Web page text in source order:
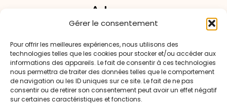
Gérer le consentement
Pour offrir les meilleures expériences, nous utilisons des
technologies telles que les cookies pour stocker et/ou accéder aux
informations des appareils. Le fait de consentir à ces technologies
nous permettra de traiter des données telles que le comportement
de navigation ou les ID uniques sur ce site. Le fait de ne pas
consentir ou de retirer son consentement peut avoir un effet négatif
sur certaines caractéristiques et fonctions.
Adresse